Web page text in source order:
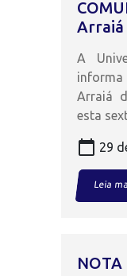
Arraiá
A
informa
Arraiá
esta
calendar_today 29
Leia
NOTA